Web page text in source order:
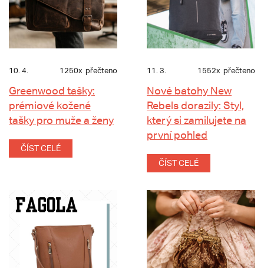
10. 4. 1250x přečteno
Greenwood tašky:
prémiové kožené
tašky pro muže a ženy
ČÍST CELÉ
11. 3. 1552x přečteno
Nové batohy New
Rebels dorazily: Styl,
který si zamilujete na
první pohled
ČÍST CELÉ